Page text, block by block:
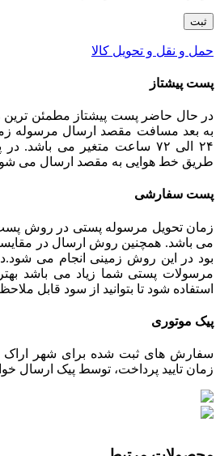
حمل و نقل و تحویل کالا
پست پیشتاز
در حال حاضر پست پیشتاز مطمئن
به بعد مسافت مقصد ارسال مرسوله
۲۴ الی ۷۲ ساعت متغیر می
طریق خط هوایی به مقصد ارسال می
پست سفارشی
زمان تحویل مرسوله پستی در روش
می باشد. همچنین روش ارسال در
بود در این روش زمینی انجام می
مرسولات پستی شما زیاد می باشد
استفاده شود تا بتوانید از سود قابل
پیک موتوری
زمان تایید پرداخت، توسط پیک ارسال